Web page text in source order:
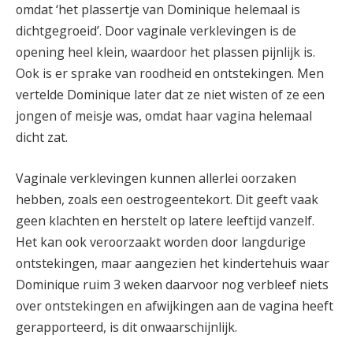
omdat ‘het plassertje van Dominique helemaal is
dichtgegroeid’. Door vaginale verklevingen is de
opening heel klein, waardoor het plassen pijnlijk is.
Ook is er sprake van roodheid en ontstekingen. Men
vertelde Dominique later dat ze niet wisten of ze een
jongen of meisje was, omdat haar vagina helemaal
dicht zat.
Vaginale verklevingen kunnen allerlei oorzaken
hebben, zoals een oestrogeentekort. Dit geeft vaak
geen klachten en herstelt op latere leeftijd vanzelf.
Het kan ook veroorzaakt worden door langdurige
ontstekingen, maar aangezien het kindertehuis waar
Dominique ruim 3 weken daarvoor nog verbleef niets
over ontstekingen en afwijkingen aan de vagina heeft
gerapporteerd, is dit onwaarschijnlijk.